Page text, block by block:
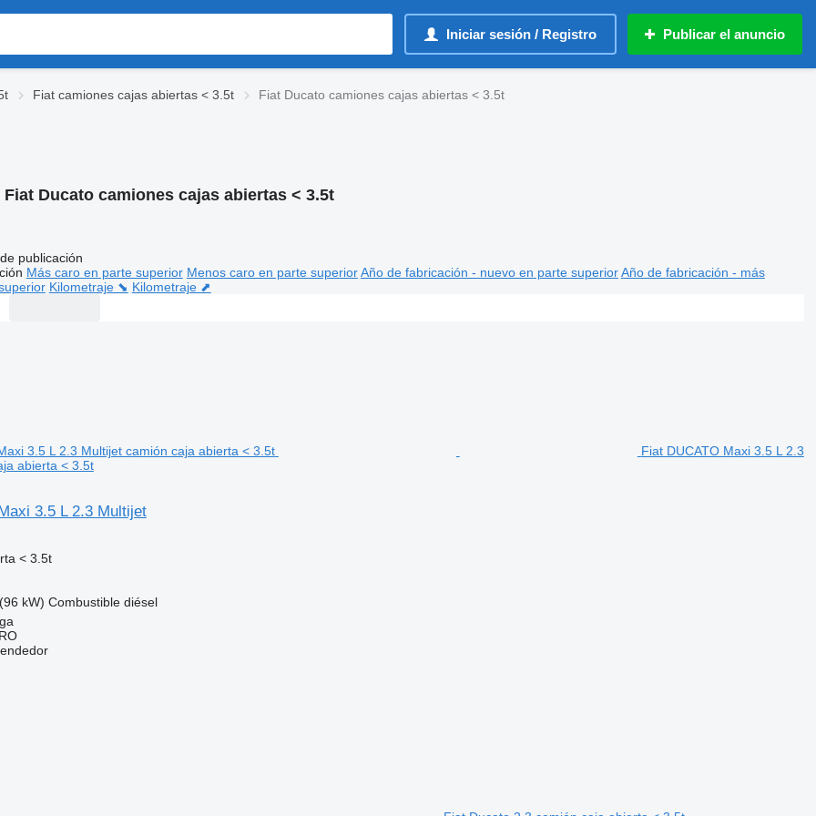
Iniciar sesión / Registro Publicar el anuncio
Fiat camiones cajas abiertas < 3.5t Fiat Ducato camiones cajas abiertas < 3.5t
Fiat Ducato camiones cajas abiertas < 3.5t
publicación
Más caro en parte superior Menos caro en parte superior Año de fabricación - nuevo en parte superior Año de fabricación - más
Kilometraje ⬊ Kilometraje ⬈
Fiat DUCATO Maxi 3.5 L 2.3
abierta < 3.5t
3.5 L 2.3 Multijet
< 3.5t
kW) Combustible diésel